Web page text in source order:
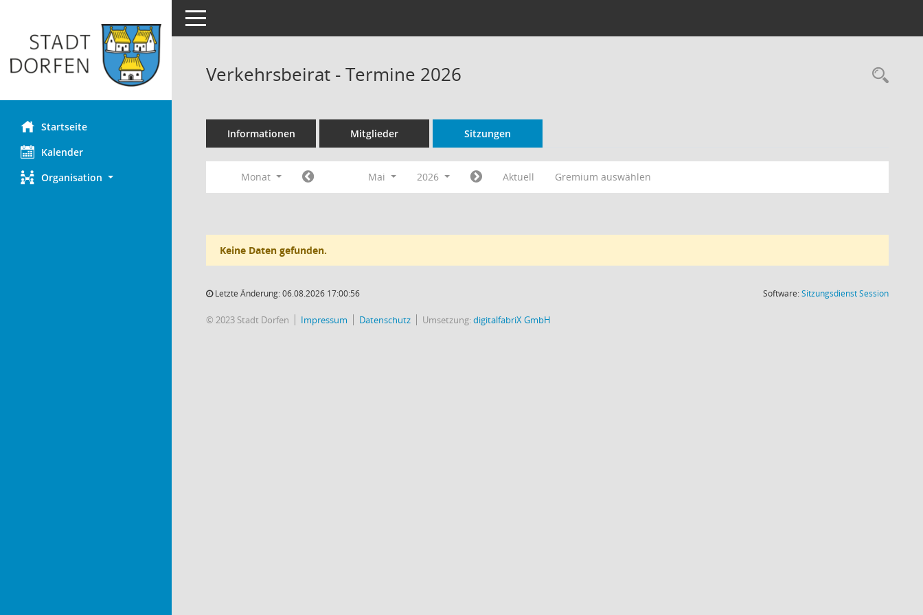
Startseite
Kalender
Organisation
Toggle navigation
Verkehrsbeirat - Termine 2026
Informationen Mitglieder Sitzungen
Monat Mai 2026 Aktuell Gremium auswählen
Keine Daten gefunden.
Letzte Änderung: 06.08.2026 17:00:56 Software:SitzungsdienstSession(Wird in
© 2023 Stadt Dorfen Impressum Datenschutz Umsetzung:digitalfabriX GmbH